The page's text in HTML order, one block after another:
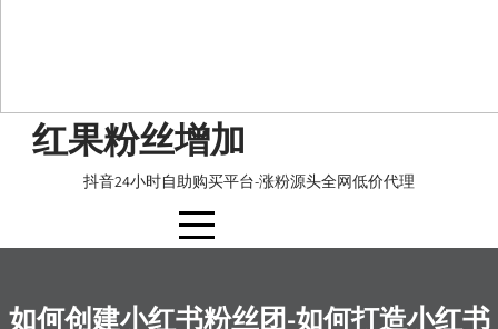
红果粉丝增加
抖音24小时自助购买平台-涨粉源头全网低价代理
如何创建小红书粉丝团-如何打造小红书